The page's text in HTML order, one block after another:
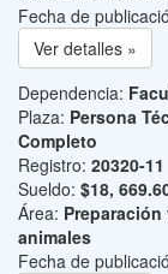
Fecha de
Ver detalles »
Dependencia:
Plaza: Persona
Completo
Registro: 20320-11
Sueldo: $18,
Área:
animales
Fecha de